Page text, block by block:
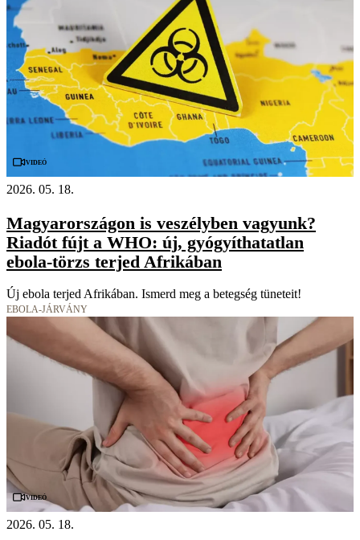
Videó
2026. 05. 18.
Magyarországon is veszélyben vagyunk?
Riadót fújt a WHO: új, gyógyíthatatlan
ebola-törzs terjed Afrikában
Új ebola terjed Afrikában. Ismerd meg a betegség tüneteit!
EBOLA-JÁRVÁNY
Videó
2026. 05. 18.